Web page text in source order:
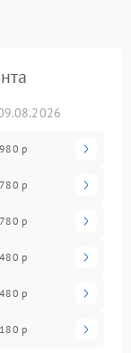
980 р
р
780 р
р
р
р